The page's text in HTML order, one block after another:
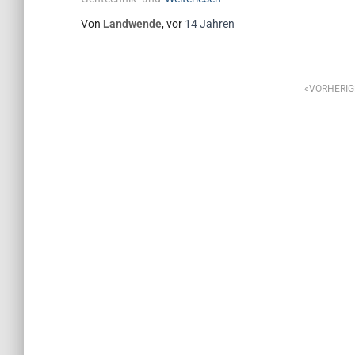
Von Landwende, vor 14 Jahren